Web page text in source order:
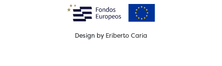
Design by Eriberto Caria